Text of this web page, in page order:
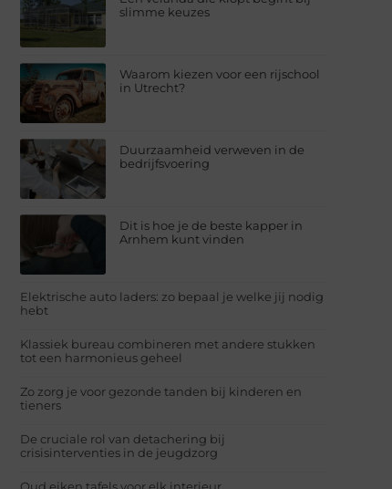
slimme keuzes
Waarom kiezen voor een rijschool
in Utrecht?
Duurzaamheid verweven in de
bedrijfsvoering
Dit is hoe je de beste kapper in
Arnhem kunt vinden
Elektrische auto laders: zo bepaal je welke jij nodig
hebt
Klassiek bureau combineren met andere stukken
tot een harmonieus geheel
Zo zorg je voor gezonde tanden bij kinderen en
tieners
De cruciale rol van detachering bij
crisisinterventies in de jeugdzorg
Oud eiken tafels voor elk interieur